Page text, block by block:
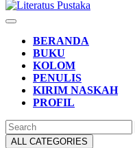
Open
ButtonBERANDA
BUKU
KOLOM
PENULIS
KIRIM NASKAH
PROFIL
CLOSE
BUTTON
Search
for:
ALL CATEGORIES